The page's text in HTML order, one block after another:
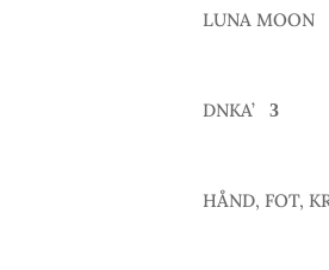
LUNA MOON
DNKA’
HÅND, FOT,